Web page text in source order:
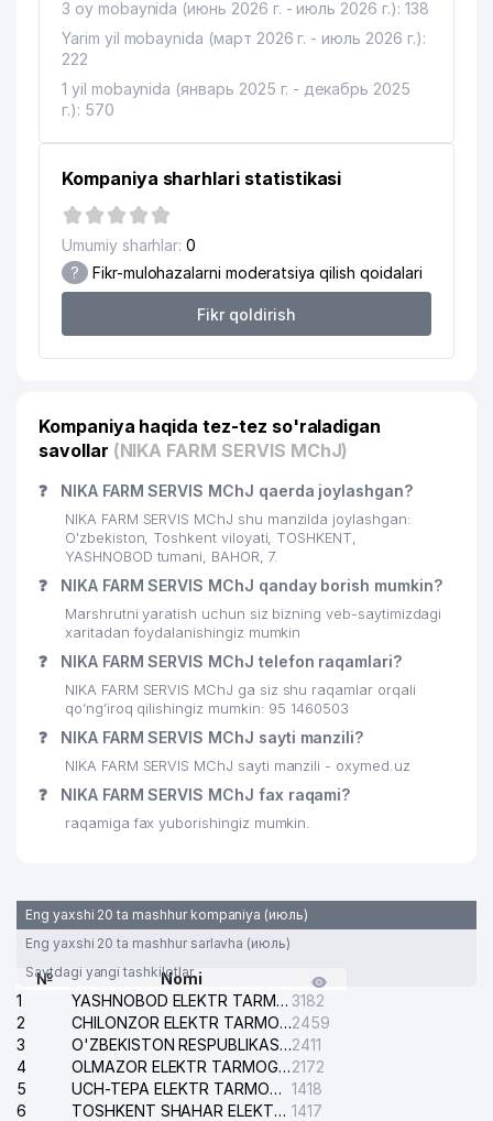
3 oy mobaynida (июнь 2026 г. - июль 2026 г.): 138
Yarim yil mobaynida (март 2026 г. - июль 2026 г.):
222
1 yil mobaynida (январь 2025 г. - декабрь 2025
г.): 570
Kompaniya sharhlari statistikasi
Umumiy sharhlar: 0
? Fikr-mulohazalarni moderatsiya qilish qoidalari
Fikr qoldirish
Kompaniya haqida tez-tez so'raladigan
savollar (NIKA FARM SERVIS MChJ)
❓ NIKA FARM SERVIS MChJ qaerda joylashgan?
NIKA FARM SERVIS MChJ shu manzilda joylashgan:
O'zbekiston, Toshkent viloyati, TOSHKENT,
YASHNOBOD tumani, BAHOR, 7.
❓ NIKA FARM SERVIS MChJ qanday borish mumkin?
Marshrutni yaratish uchun siz bizning veb-saytimizdagi
xaritadan foydalanishingiz mumkin
❓ NIKA FARM SERVIS MChJ telefon raqamlari?
NIKA FARM SERVIS MChJ ga siz shu raqamlar orqali
qo’ng’iroq qilishingiz mumkin: 95 1460503
❓ NIKA FARM SERVIS MChJ sayti manzili?
NIKA FARM SERVIS MChJ sayti manzili - oxymed.uz
❓ NIKA FARM SERVIS MChJ fax raqami?
raqamiga fax yuborishingiz mumkin.
Eng yaxshi 20 ta mashhur kompaniya (июль)
Eng yaxshi 20 ta mashhur sarlavha (июль)
Saytdagi yangi tashkilotlar
№
Nomi
1
YASHNOBOD ELEKTR TARMOG'I NOSOZLIKLARI XIZMATI 3182
2
CHILONZOR ELEKTR TARMOG'I NOSOZLIK XIZMATI2459
3
O'ZBEKISTON RESPUBLIKASI BOSH PROKURATURASI ISHONCH TELEFONI2411
4
OLMAZOR ELEKTR TARMOG'I NOSOZLIKLARI XIZMATI2172
5
UCH-TEPA ELEKTR TARMOG'I NOSOZLIKLARI XIZMATI 1418
6
TOSHKENT SHAHAR ELEKTR TARMOQLARI KORXONASI AJ 1417